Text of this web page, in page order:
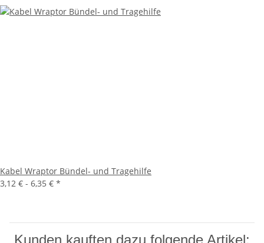
Kabel Wraptor Bündel- und Tragehilfe
3,12 € - 6,35 € *
Kunden kauften dazu folgende Artikel: